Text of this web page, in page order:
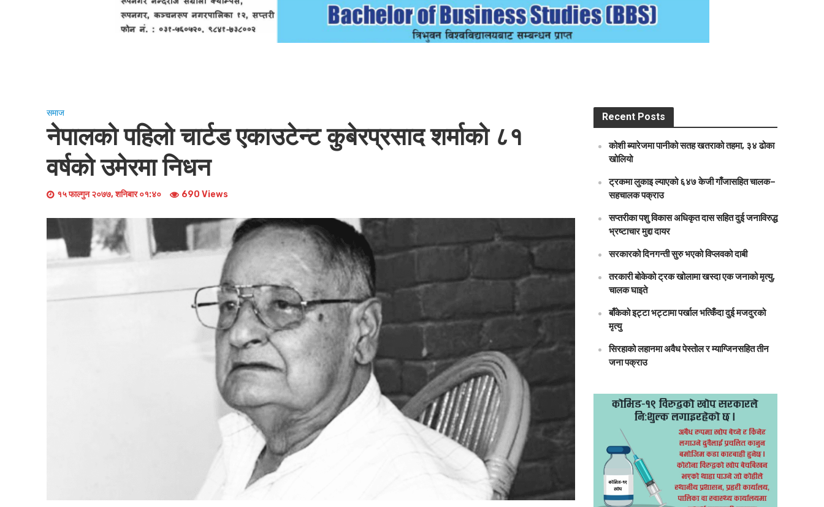
समाज
नेपालको पहिलो चार्टड एकाउटेन्ट कुबेरप्रसाद शर्माको ८१
वर्षको उमेरमा निधन
१५ फाल्गुन २०७७, शनिबार ०१:४० 690 Views
Recent Posts
कोशी ब्यारेजमा पानीको सतह खतराको तहमा, ३४ ढोका
खोलियो
ट्रकमा लुकाइ ल्याएको ६४७ केजी गाँजासहित चालक–
सहचालक पक्राउ
सप्तरीका पशु विकास अधिकृत दास सहित दुई जनाविरुद्ध
भ्रष्टाचार मुद्दा दायर
सरकारको दिनगन्ती सुरु भएको विप्लवको दाबी
तरकारी बोकेको ट्रक खोलामा खस्दा एक जनाको मृत्यु,
चालक घाइते
बाँकेको इट्टा भट्टामा पर्खाल भत्किँदा दुई मजदुरको
मृत्यु
सिरहाको लहानमा अवैध पेस्तोल र म्याग्जिनसहित तीन
जना पक्राउ